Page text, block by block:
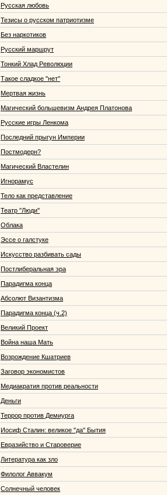
Русская любовь
Тезисы о русском патриотизме
Без наркотиков
Русский маршрут
Тонкий Хлад Революции
Такое сладкое ''нет''
Мертвая жизнь
Магический большевизм Андрея Платонова
Русские игры Ленкома
Последний прыгун Империи
Постмодерн?
Магический Властелин
Игнорамус
Тело как представление
Театр ''Люди''
Облака
Эссе о галстуке
Искусство разбивать сады
Постлиберальная эра
Парадигма конца
Абсолют Византизма
Парадигма конца (ч.2)
Великий Проект
Война наша Мать
Возрождение Кшатриев
Заговор экономистов
Медиакратия против реальности
Деньги
Террор против Демиурга
Иосиф Сталин: великое ''да'' Бытия
Евразийство и Староверие
Литература как зло
Филолог Аввакум
Солнечный человек